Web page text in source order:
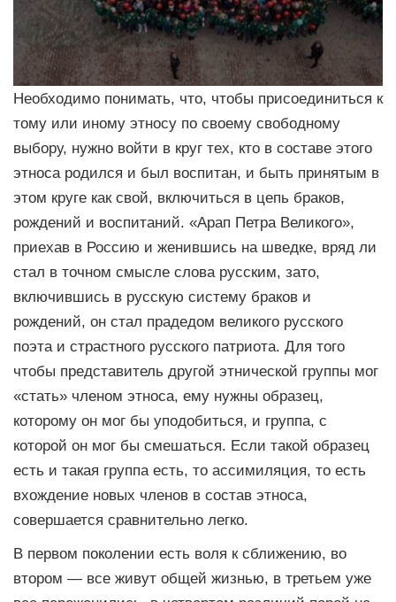
Необходимо понимать, что, чтобы присоединиться к
тому или иному этносу по своему свободному
выбору, нужно войти в круг тех, кто в составе этого
этноса родился и был воспитан, и быть принятым в
этом круге как свой, включиться в цепь браков,
рождений и воспитаний. «Арап Петра Великого»,
приехав в Россию и женившись на шведке, вряд ли
стал в точном смысле слова русским, зато,
включившись в русскую систему браков и
рождений, он стал прадедом великого русского
поэта и страстного русского патриота. Для того
чтобы представитель другой этнической группы мог
«стать» членом этноса, ему нужны образец,
которому он мог бы уподобиться, и группа, с
которой он мог бы смешаться. Если такой образец
есть и такая группа есть, то ассимиляция, то есть
вхождение новых членов в состав этноса,
совершается сравнительно легко.
В первом поколении есть воля к сближению, во
втором — все живут общей жизнью, в третьем уже